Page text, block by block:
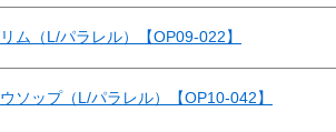
リム（L/パラレル）【OP09-022】
ウソップ（L/パラレル）【OP10-042】